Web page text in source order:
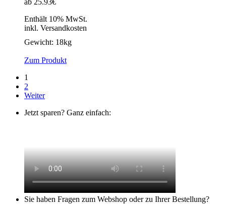
Enthält 10% MwSt.
inkl. Versandkosten
Gewicht: 18kg
Zum Produkt
1
2
Weiter
Jetzt sparen? Ganz einfach:
Sie haben Fragen zum Webshop oder zu Ihrer Bestellung?